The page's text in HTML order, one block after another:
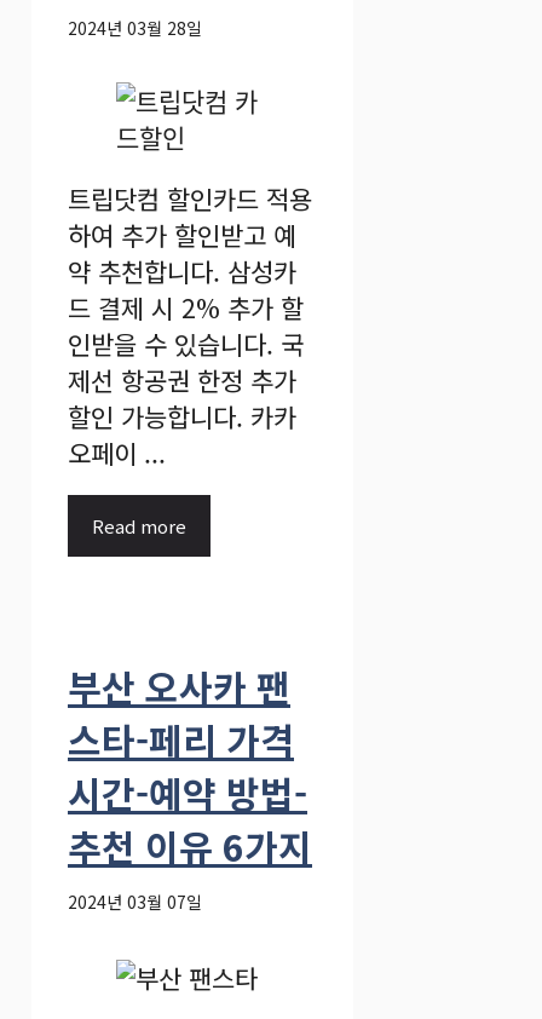
2024년 03월 28일
트립닷컴 할인카드 적용
하여 추가 할인받고 예
약 추천합니다. 삼성카
드 결제 시 2% 추가 할
인받을 수 있습니다. 국
제선 항공권 한정 추가
할인 가능합니다. 카카
오페이 ...
Read more
부산 오사카 팬
스타-페리 가격
시간-예약 방법-
추천 이유 6가지
2024년 03월 07일